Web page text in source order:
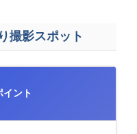
撮影スポット
イント